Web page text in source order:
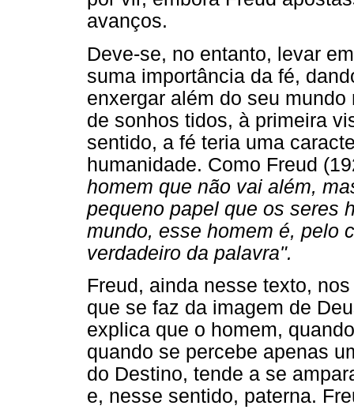
avanços.
Deve-se, no entanto, levar
suma importância da fé,
enxergar além do seu
de sonhos tidos, à primeira
sentido, a fé teria uma
humanidade. Como Freud
homem que não vai além,
pequeno papel que os seres
mundo, esse homem é, pelo
verdadeiro da palavra".
Freud, ainda nesse texto,
que se faz da imagem de
explica que o homem,
quando se percebe apenas
do Destino, tende a se
e, nesse sentido, paterna.